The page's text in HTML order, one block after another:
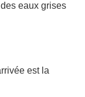
eaux grises
est la